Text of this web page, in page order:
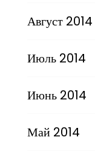
Август 2014
Июль 2014
Июнь 2014
Май 2014